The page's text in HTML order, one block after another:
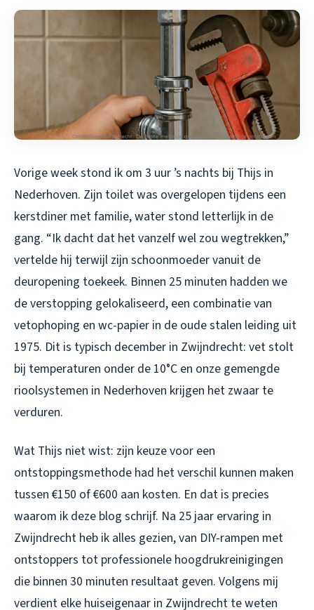
Vorige week stond ik om 3 uur ’s nachts bij Thijs in
Nederhoven. Zijn toilet was overgelopen tijdens een
kerstdiner met familie, water stond letterlijk in de
gang. “Ik dacht dat het vanzelf wel zou wegtrekken,”
vertelde hij terwijl zijn schoonmoeder vanuit de
deuropening toekeek. Binnen 25 minuten hadden we
de verstopping gelokaliseerd, een combinatie van
vetophoping en wc-papier in de oude stalen leiding uit
1975. Dit is typisch december in Zwijndrecht: vet stolt
bij temperaturen onder de 10°C en onze gemengde
rioolsystemen in Nederhoven krijgen het zwaar te
verduren.
Wat Thijs niet wist: zijn keuze voor een
ontstoppingsmethode had het verschil kunnen maken
tussen €150 of €600 aan kosten. En dat is precies
waarom ik deze blog schrijf. Na 25 jaar ervaring in
Zwijndrecht heb ik alles gezien, van DIY-rampen met
ontstoppers tot professionele hoogdrukreinigingen
die binnen 30 minuten resultaat geven. Volgens mij
verdient elke huiseigenaar in Zwijndrecht te weten